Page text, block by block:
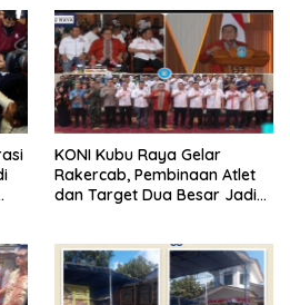
KONI Kubu Raya Gelar
Rakercab, Pembinaan Atlet
dan Target Dua Besar Jadi